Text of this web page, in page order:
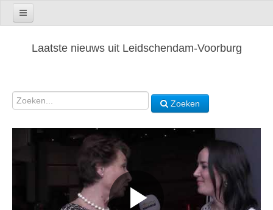
Laatste nieuws uit Leidschendam-Voorburg
Zoeken